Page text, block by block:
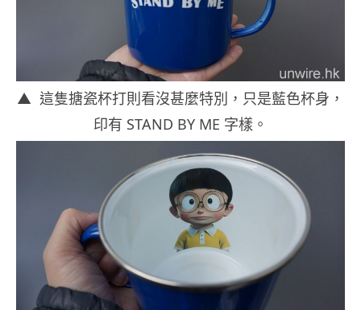
▲ 這隻搪瓷杯打則看沒甚麼特別，只是藍色杯身，
印有 STAND BY ME 字樣。